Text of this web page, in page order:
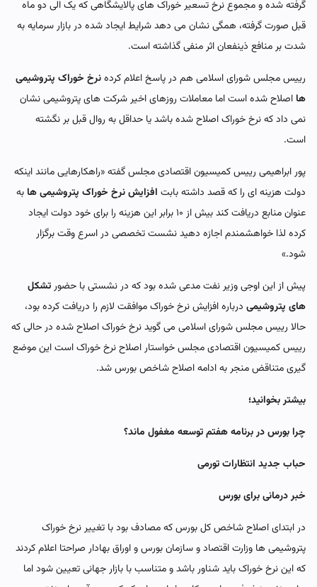
گرفته شده و مجموع نرخ تسعیر خوراک های پالایشگاهی که یک الی دو ماه
قبل صورت گرفته، همگی نشان می دهد شرایط ایجاد شده در بازار سرمایه به
شدت بر منافع ذینفعان اثر منفی گذاشته است.
رییس مجلس شورای اسلامی هم در پاسخ اعلام کردهنرخ خوراک پتروشیمی
ها اصلاح شده است اما معاملات روزهای اخیر شرکت های پتروشیمی نشان
نمی داد که نرخ خوراک اصلاح شده باشد یا حداقل به روال قبل بر نگشته
است.
پور ابراهیمی رییس کمیسیون اقتصادی مجلس گفته «راهکارهایی مانند اینکه
دولت هزینه ای را که قصد داشته بابت افزایش نرخ خوراک پتروشیمی ها به
عنوان منابع دریافت کند بیش از ۱۰ برابر این هزینه را برای خود دولت ایجاد
کرده لذا خواهشمندم اجازه دهید نشست تخصصی در اسرع وقت برگزار
شود.»
پیش از این اوجی وزیر نفت مدعی شده بود که در نشستی با حضورتشکل
های پتروشیمی درباره افزایش نرخ خوراک موافقت لازم را دریافت کرده بود،
حالا رییس مجلس شورای اسلامی می گوید نرخ خوراک اصلاح شده در حالی که
رییس کمیسیون اقتصادی مجلس خواستار اصلاح نرخ خوراک است این موضع
گیری متناقض منجر به ادامه اصلاح شاخص بورس شد.
بیشتر بخوانید؛
چرا بورس در برنامه هفتم توسعه مغفول ماند؟
حباب جدید انتظارات تورمی
خبر درمانی برای بورس
در ابتدای اصلاح شاخص کل بورس که مصادف بود با تغییر نرخ خوراک
پتروشیمی ها وزارت اقتصاد و سازمان بورس و اوراق بهادار صراحتا اعلام کردند
که این نرخ خوراک باید شناور باشد و متناسب با بازار جهانی تعیین شود اما